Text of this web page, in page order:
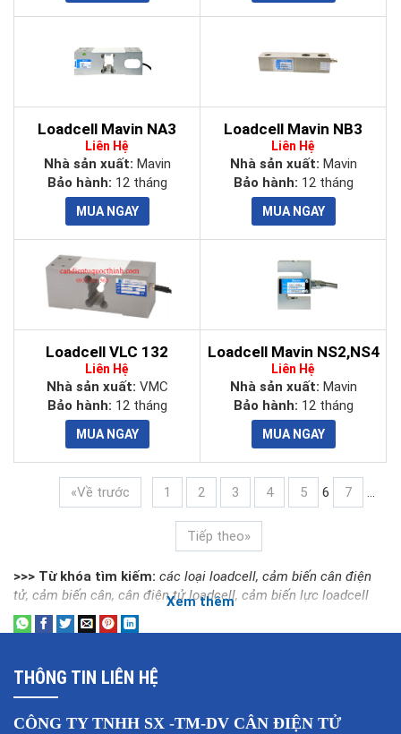
Loadcell Mavin NA3
Liên Hệ
Nhà sản xuất: Mavin
Bảo hành: 12 tháng
Loadcell Mavin NB3
Liên Hệ
Nhà sản xuất: Mavin
Bảo hành: 12 tháng
Loadcell VLC 132
Liên Hệ
Nhà sản xuất: VMC
Bảo hành: 12 tháng
Loadcell Mavin NS2,NS4
Liên Hệ
Nhà sản xuất: Mavin
Bảo hành: 12 tháng
«Về trước 1 2 3 4 5 6 7 ...
Tiếp theo»
>>> Từ khóa tìm kiếm: các loại loadcell, cảm biến cân điện
tử, cảm biến cân, cân điện tử loadcell, cảm biến lực loadcell
Xem thêm
THÔNG TIN LIÊN HỆ
CÔNG TY TNHH SX -TM-DV CÂN ĐIỆN TỬ